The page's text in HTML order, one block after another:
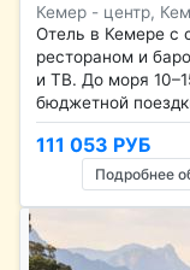
Кемер - центр,
Отель в Кемере с
рестораном и
и ТВ. До моря
бюджетной
111 053 РУБ
Подробнее